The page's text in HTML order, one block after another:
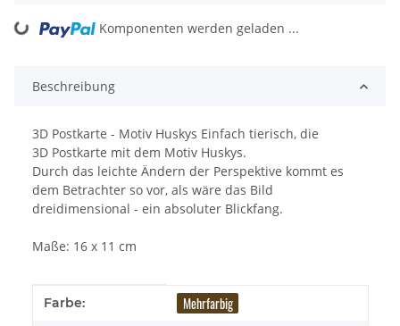
Komponenten werden geladen ...
Beschreibung
3D Postkarte - Motiv Huskys Einfach tierisch, die
3D Postkarte mit dem Motiv Huskys.
Durch das leichte Ändern der Perspektive kommt es
dem Betrachter so vor, als wäre das Bild
dreidimensional - ein absoluter Blickfang.
Maße: 16 x 11 cm
Produkteigenschaft
Wert
Farbe: Mehrfarbig